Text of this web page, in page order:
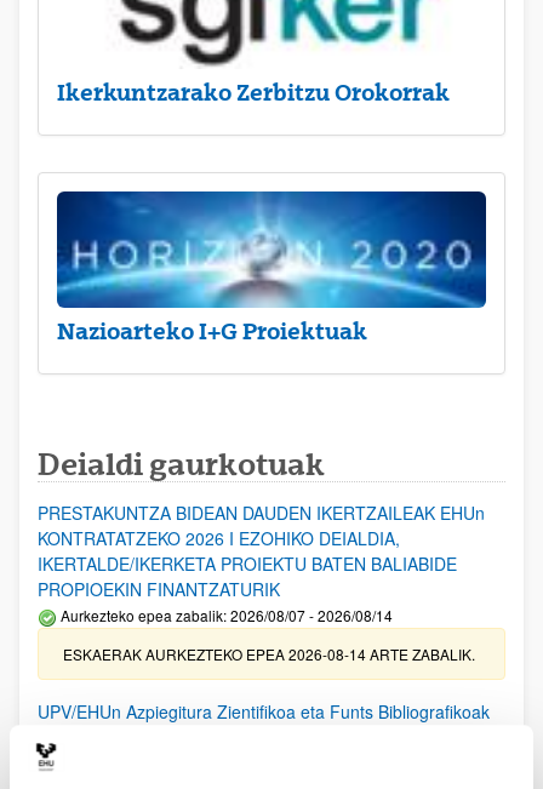
Ikerkuntzarako Zerbitzu Orokorrak
Nazioarteko I+G Proiektuak
Deialdi gaurkotuak
PRESTAKUNTZA BIDEAN DAUDEN IKERTZAILEAK EHUn
KONTRATATZEKO 2026 I EZOHIKO DEIALDIA,
IKERTALDE/IKERKETA PROIEKTU BATEN BALIABIDE
PROPIOEKIN FINANTZATURIK
Aurkezteko epea zabalik: 2026/08/07 - 2026/08/14
ESKAERAK AURKEZTEKO EPEA 2026-08-14 ARTE ZABALIK.
UPV/EHUn Azpiegitura Zientifikoa eta Funts Bibliografikoak